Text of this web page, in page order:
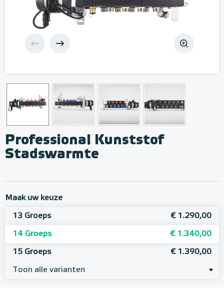
Professional Kunststof
Stadswarmte
Maak uw keuze
13 Groeps € 1.290,00
14 Groeps € 1.340,00
15 Groeps € 1.390,00
Toon alle varianten